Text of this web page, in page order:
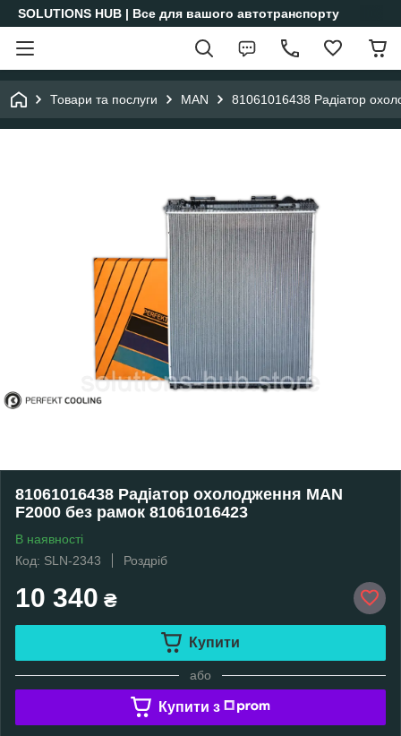
SOLUTIONS HUB | Все для вашого автотранспорту
Товари та послуги MAN 81061016438 Радіатор
81061016438 Радіатор охолодження MAN
F2000 без рамок 81061016423
В наявності
Код: SLN-2343
Роздріб
10 340 ₴
Купити
або
Купити з